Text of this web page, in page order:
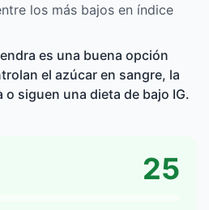
los más bajos en índice
es una buena opción
el azúcar en sangre, la
siguen una dieta de bajo IG.
25